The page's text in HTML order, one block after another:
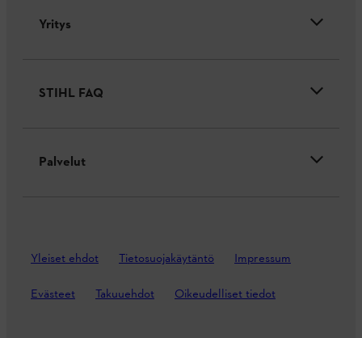
Yritys
STIHL FAQ
Palvelut
Yleiset ehdot Tietosuojakäytäntö Impressum
Evästeet Takuuehdot Oikeudelliset tiedot